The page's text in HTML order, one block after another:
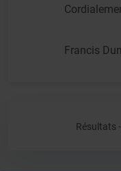
Francis
Résultats